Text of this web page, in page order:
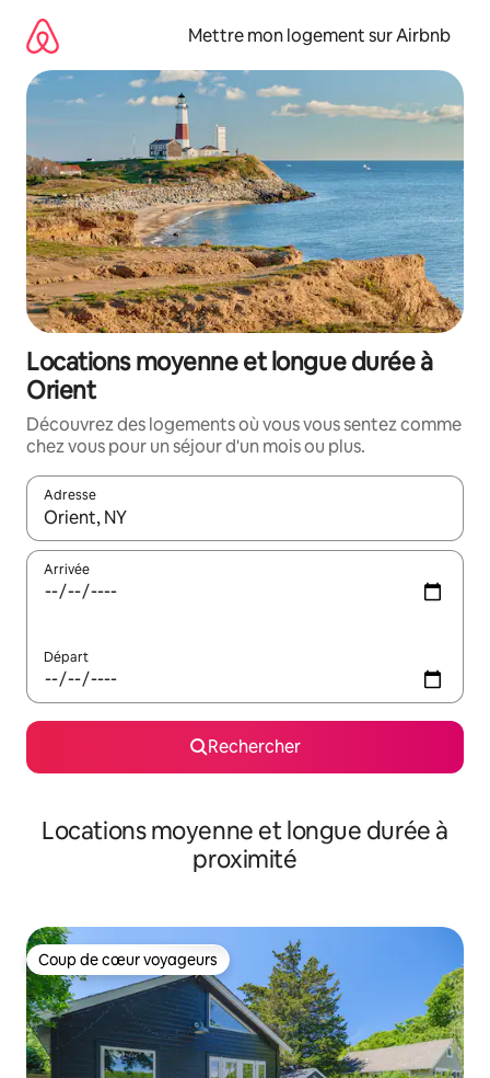
directement
contenu
Mettre mon logement sur Airbnb
Locations moyenne et longue durée à
Orient
Découvrez des logements où vous vous sentez comme
chez vous pour un séjour d'un mois ou plus.
Adresse
Lorsque les résultats s'affichent, utilisez les flèches vers le
Arrivée
Départ
Rechercher
Locations moyenne et longue durée à
proximité
Coup de cœur voyageurs
Coup de cœur voyageurs